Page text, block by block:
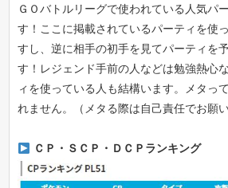
ＧＯバトルリーグで使われている人気パ
す！ここに掲載されているパーティを使
すし、逆に相手の初手を見てパーティを
す！レジェンド手前の人などは勉強熱心
ィを使っている人も結構います。メタっ
れません。（メタる際は自己責任でお願い
ＣＰ・ＳＣＰ・ＤＣＰランキング